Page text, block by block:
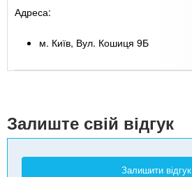
Адреса:
м. Київ, Вул. Кошиця 9Б
Залиште свій відгук
Залишити відгук